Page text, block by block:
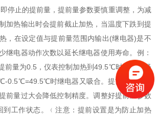
停止的提前量，提前量参数要慎重调整，为减
加热输出时会提前截止加热，当温度下跌到提
，在设定值与提前量范围内输出(继电器)是不
继电器动作次数以延长继电器使用寿命。例：
前量为0.5，仪表控制加热到49.5℃时继电器释
0.5℃=49.5℃时继电器又吸合。提前量越大继
前量过大会降低控制精度。调整好提前量参数
到工作状态。﹙注意：提前设置是为防止加热